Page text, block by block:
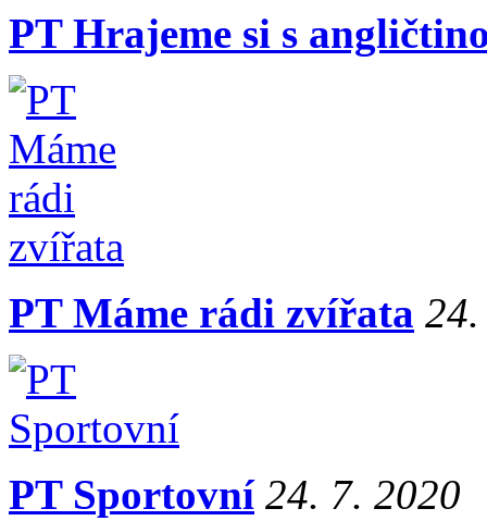
PT Hrajeme si s
PT Máme rádi zvířata
PT Sportovní 24. 7. 2020